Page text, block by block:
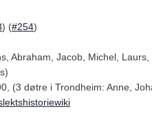
) (#254)
Abraham, Jacob, Michel,
(3 døtre i Trondheim: Anne,